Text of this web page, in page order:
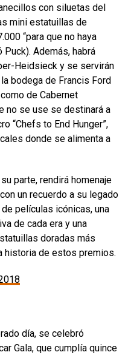
con siluetas del
mini estatuillas de
“para que no haya
Además, habrá
Heidsieck y se servirán
bodega de Francis Ford
de Cabernet
no se use se destinará a
“Chefs to End Hunger”,
donde se alimenta a
parte, rendirá homenaje
un recuerdo a su legado
películas icónicas, una
de cada era y una
doradas más
historia de estos premios.
día, se celebró
Gala, que cumplía quince